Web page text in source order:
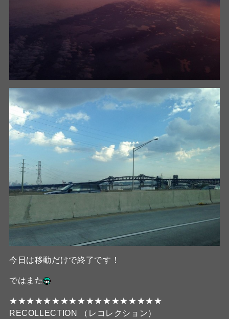
今日は移動だけで終了です！
ではまた
★★★★★★★★★★★★★★★★★★
RECOLLECTION （レコレクション）